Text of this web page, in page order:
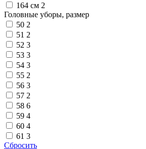
164 см 2
Головные уборы, размер
50 2
51 2
52 3
53 3
54 3
55 2
56 3
57 2
58 6
59 4
60 4
61 3
Сбросить